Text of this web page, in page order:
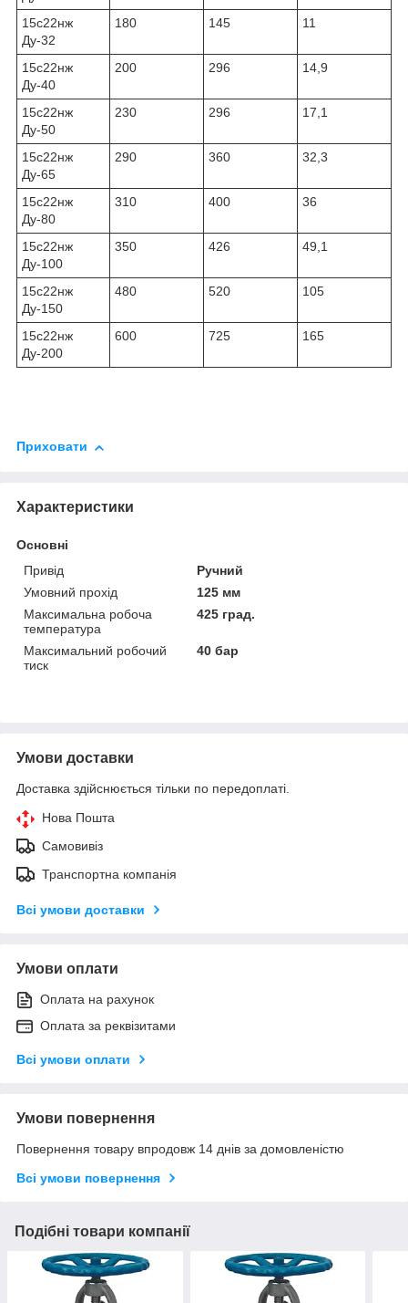
15с22нж
Ду-32
180 145 11
15с22нж
Ду-40
200 296 14,9
15с22нж
Ду-50
230 296 17,1
15с22нж
Ду-65
290 360 32,3
15с22нж
Ду-80
310 400 36
15с22нж
Ду-100
350 426 49,1
15с22нж
Ду-150
480 520 105
15с22нж
Ду-200
600 725 165
Приховати
Характеристики
Основні
Привід
Ручний
Умовний прохід
125 мм
Максимальна робоча
температура
425 град.
Максимальний робочий
тиск
40 бар
Умови доставки
Доставка здійснюється тільки по передоплаті.
Нова Пошта
Самовивіз
Транспортна компанія
Всі умови доставки
Умови оплати
Оплата на рахунок
Оплата за реквізитами
Всі умови оплати
Умови повернення
Повернення товару впродовж 14 днів за домовленістю
Всі умови повернення
Подібні товари компанії